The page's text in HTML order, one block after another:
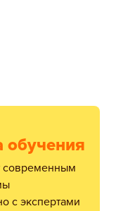
обучения
с экспертами